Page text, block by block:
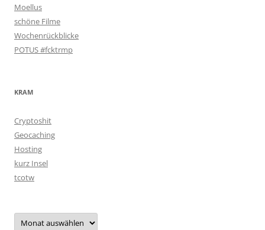
Moellus
schöne Filme
Wochenrückblicke
POTUS #fcktrmp
KRAM
Cryptoshit
Geocaching
Hosting
kurz Insel
tcotw
Archiv